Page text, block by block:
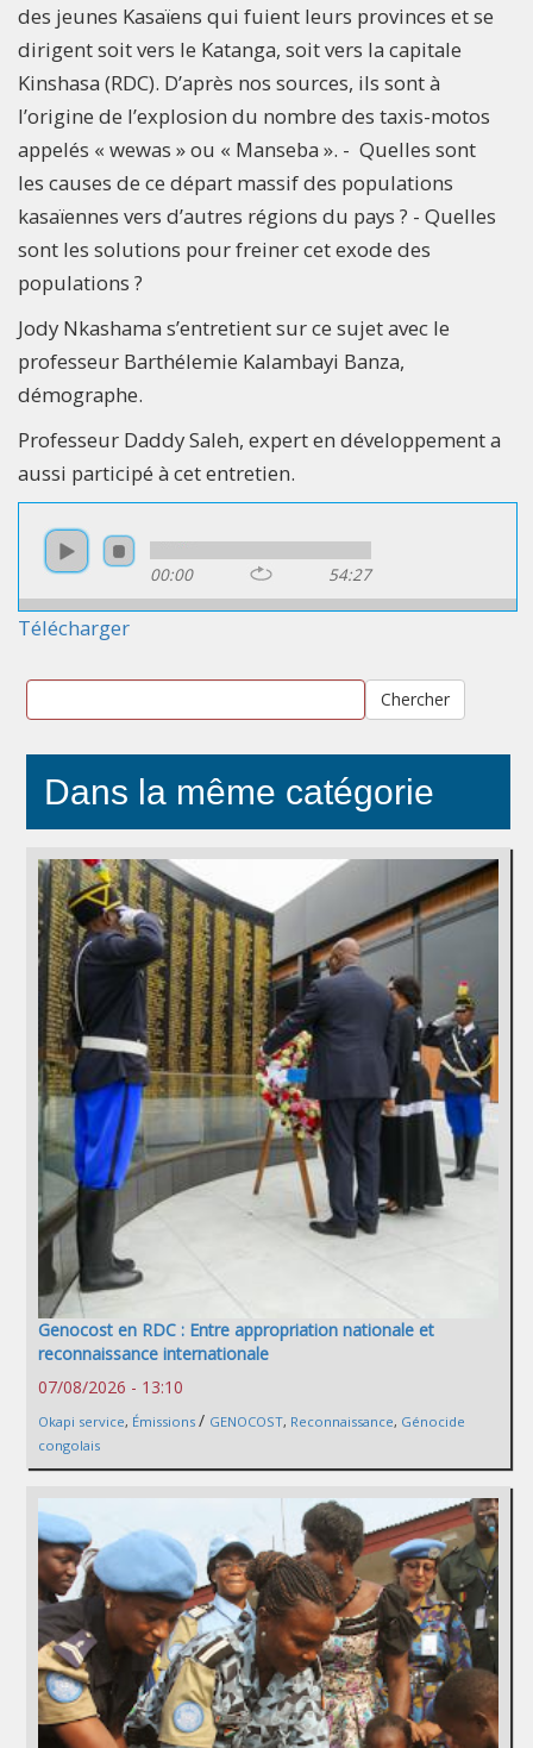
des jeunes Kasaïens qui fuient leurs provinces et se
dirigent soit vers le Katanga, soit vers la capitale
Kinshasa (RDC). D’après nos sources, ils sont à
l’origine de l’explosion du nombre des taxis-motos
appelés « wewas » ou « Manseba ». - Quelles sont
les causes de ce départ massif des populations
kasaïennes vers d’autres régions du pays ? - Quelles
sont les solutions pour freiner cet exode des
populations ?
Jody Nkashama s’entretient sur ce sujet avec le
professeur Barthélemie Kalambayi Banza,
démographe.
Professeur Daddy Saleh, expert en développement a
aussi participé à cet entretien.
00:00 54:27
Télécharger
Chercher
Dans la même catégorie
Genocost en RDC : Entre appropriation nationale et
reconnaissance internationale
07/08/2026 - 13:10
Okapi service, Émissions / GENOCOST, Reconnaissance, Génocide
congolais